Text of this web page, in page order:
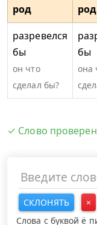
род
род
разревелся
бы
он что
сделал бы?
бы
она
✓ Слово
СКЛОНЯТЬ
×
Слова с буквой ё